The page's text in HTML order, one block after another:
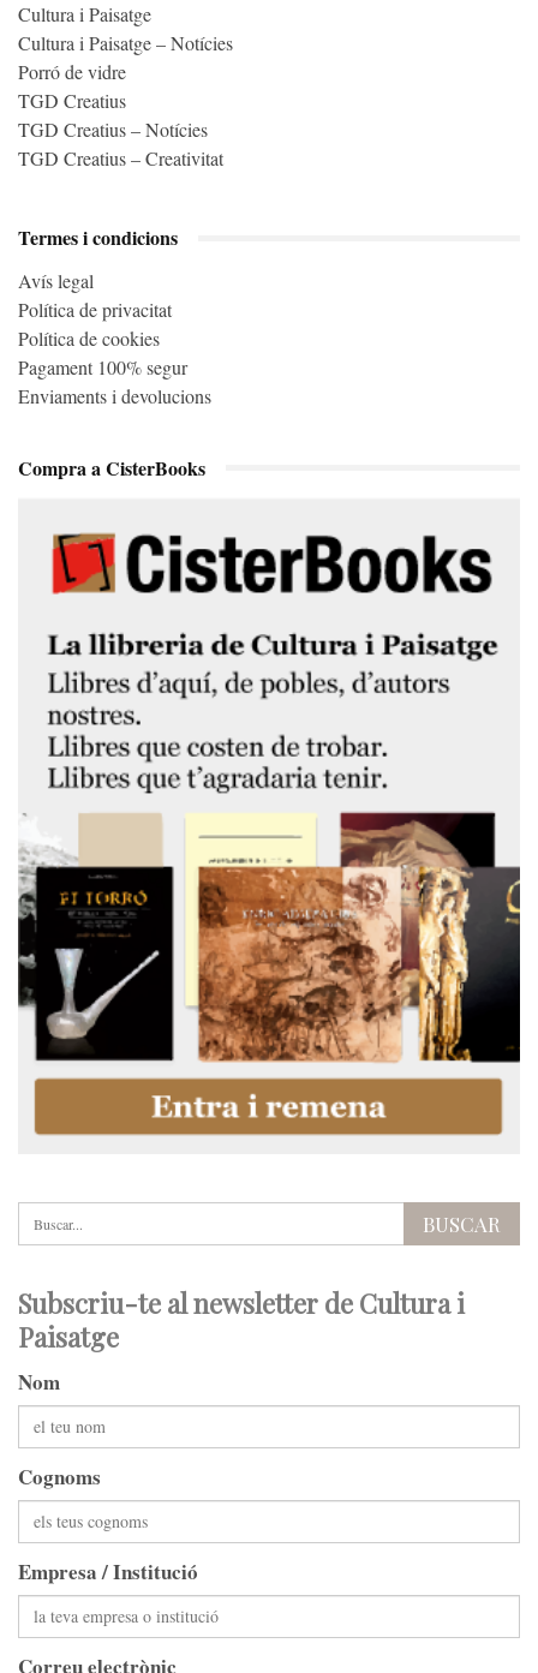
Cultura i Paisatge
Cultura i Paisatge – Notícies
Porró de vidre
TGD Creatius
TGD Creatius – Notícies
TGD Creatius – Creativitat
Termes i condicions
Avís legal
Política de privacitat
Política de cookies
Pagament 100% segur
Enviaments i devolucions
Compra a CisterBooks
Subscriu-te al newsletter de Cultura i
Paisatge
Nom
Cognoms
Empresa / Institució
Correu electrònic